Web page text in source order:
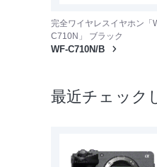
完全ワイヤレスイヤホン「
C710N」 ブラック
WF-C710N/B
最近チェック